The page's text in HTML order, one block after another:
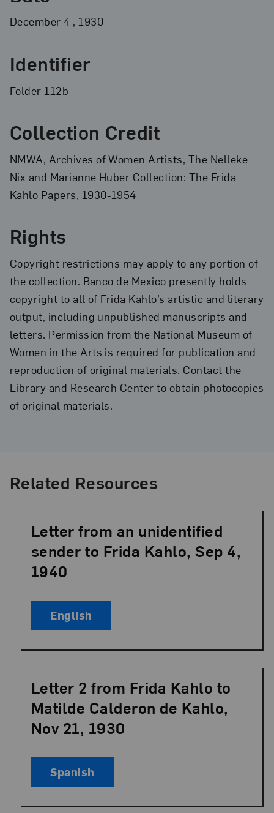
December 4 , 1930
Identifier
Folder 112b
Collection Credit
NMWA, Archives of Women Artists, The Nelleke
Nix and Marianne Huber Collection: The Frida
Kahlo Papers, 1930-1954
Rights
Copyright restrictions may apply to any portion of
the collection. Banco de Mexico presently holds
copyright to all of Frida Kahlo’s artistic and literary
output, including unpublished manuscripts and
letters. Permission from the National Museum of
Women in the Arts is required for publication and
reproduction of original materials. Contact the
Library and Research Center to obtain photocopies
of original materials.
Related Resources
Letter from an unidentified
sender to Frida Kahlo, Sep 4,
1940
Language:
English
Letter 2 from Frida Kahlo to
Matilde Calderon de Kahlo,
Nov 21, 1930
Language:
Spanish